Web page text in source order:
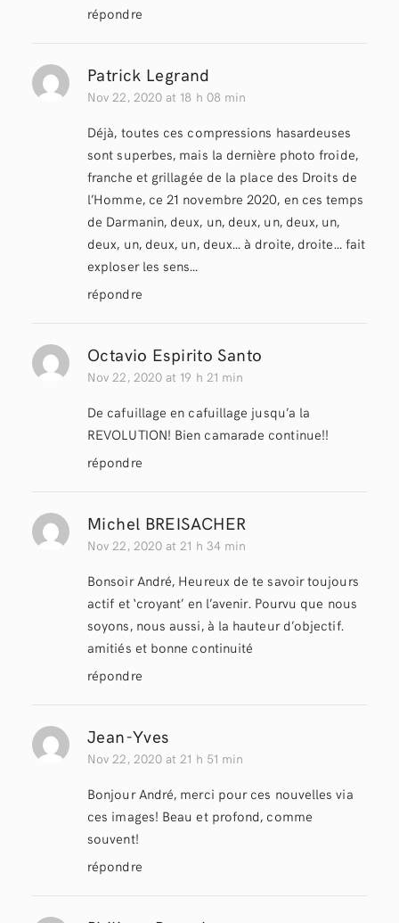
répondre
Patrick Legrand
Nov 22, 2020 at 18 h 08 min
Déjà, toutes ces compressions hasardeuses
sont superbes, mais la dernière photo froide,
franche et grillagée de la place des Droits de
l’Homme, ce 21 novembre 2020, en ces temps
de Darmanin, deux, un, deux, un, deux, un,
deux, un, deux, un, deux… à droite, droite… fait
exploser les sens…
répondre
Octavio Espirito Santo
Nov 22, 2020 at 19 h 21 min
De cafuillage en cafuillage jusqu’a la
REVOLUTION! Bien camarade continue!!
répondre
Michel BREISACHER
Nov 22, 2020 at 21 h 34 min
Bonsoir André, Heureux de te savoir toujours
actif et ‘croyant’ en l’avenir. Pourvu que nous
soyons, nous aussi, à la hauteur d’objectif.
amitiés et bonne continuité
répondre
Jean-Yves
Nov 22, 2020 at 21 h 51 min
Bonjour André, merci pour ces nouvelles via
ces images! Beau et profond, comme
souvent!
répondre